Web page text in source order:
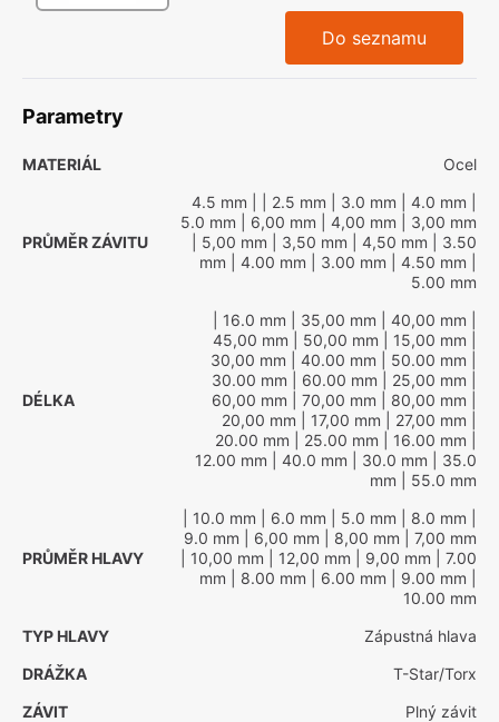
Do seznamu
Parametry
MATERIÁL Ocel
PRŮMĚR ZÁVITU
4.5 mm | 2.5 mm | 3.0 mm | 4.0 mm
5.0 mm | 6,00 mm | 4,00 mm | 3,00 mm
| 5,00 mm | 3,50 mm | 4,50 mm | 3.50
mm | 4.00 mm | 3.00 mm | 4.50 mm
5.00 mm
DÉLKA
| 16.0 mm | 35,00 mm | 40,00 mm
45,00 mm | 50,00 mm | 15,00 mm
30,00 mm | 40.00 mm | 50.00 mm
30.00 mm | 60.00 mm | 25,00 mm
60,00 mm | 70,00 mm | 80,00 mm
20,00 mm | 17,00 mm | 27,00 mm
20.00 mm | 25.00 mm | 16.00 mm
12.00 mm | 40.0 mm | 30.0 mm | 35.0
mm | 55.0 mm
PRŮMĚR HLAVY
| 10.0 mm | 6.0 mm | 5.0 mm | 8.0 mm
9.0 mm | 6,00 mm | 8,00 mm | 7,00 mm
| 10,00 mm | 12,00 mm | 9,00 mm | 7.00
mm | 8.00 mm | 6.00 mm | 9.00 mm
10.00 mm
TYP HLAVY
Zápustná hlava
DRÁŽKA
T-Star/Torx
ZÁVIT
Plný závit